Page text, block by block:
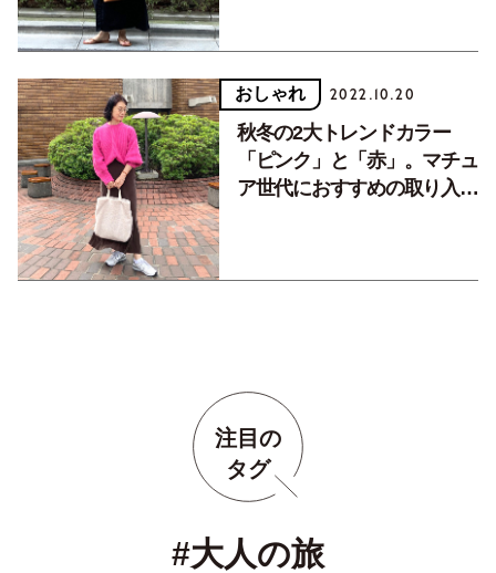
おしゃれ 2022.10.20
秋冬の2大トレンドカラー
「ピンク」と「赤」。マチュ
ア世代におすすめの取り入れ
注目の
タグ
#大人の旅